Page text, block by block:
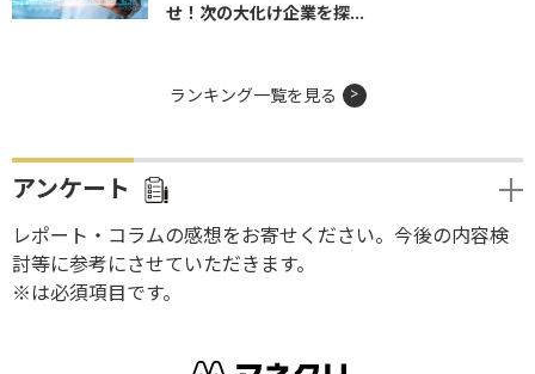
せ！次の大化け企業を探...
ランキング一覧を見る
アンケート
レポート・コラムの感想をお寄せください。今後の内容検
討等に参考にさせていただきます。
※は必須項目です。